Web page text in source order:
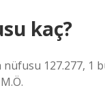
kaç?
127.277, 1